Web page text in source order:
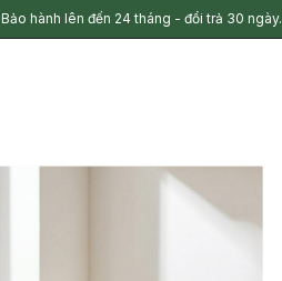
Bảo hành lên đến 24 tháng - đổi trả 30 ngày.